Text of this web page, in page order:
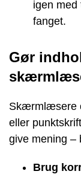
igen med
fanget.
Gør
Skærmlæsere
eller
give mening –
Brug